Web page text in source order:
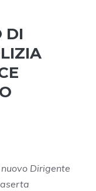
DI
Dirigente